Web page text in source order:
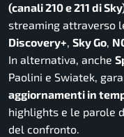
(canali 210 e 211 di
streaming attraverso
Discovery+, Sky Go,
In alternativa, anche
Paolini e Swiatek,
aggiornamenti in
highlights e le parole
del confronto.